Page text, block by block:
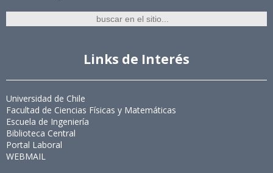
Links de Interés
Universidad de Chile
Facultad de Ciencias Físicas y Matemáticas
Escuela de Ingeniería
Biblioteca Central
Portal Laboral
WEBMAIL